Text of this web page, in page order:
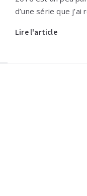
d’une série que
Lire l'article